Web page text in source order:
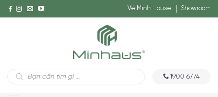
Về Minh House Showroom
Tìm
kiếm
1900 6774